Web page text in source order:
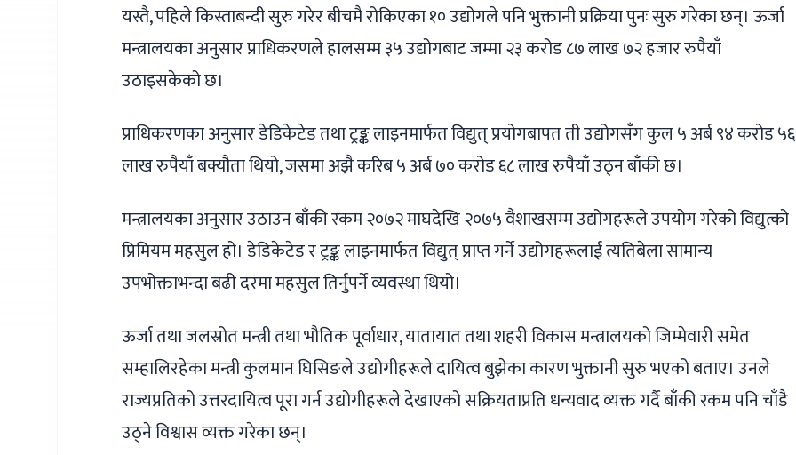
यस्तै, पहिले किस्ताबन्दी सुरु गरेर बीचमै रोकिएका १० उद्योगले पनि भुक्तानी प्रक्रिया पुनः सुरु गरेका छन्। ऊर्जा
मन्त्रालयका अनुसार प्राधिकरणले हालसम्म ३५ उद्योगबाट जम्मा २३ करोड ८७ लाख ७२ हजार रुपैयाँ
उठाइसकेको छ।
प्राधिकरणका अनुसार डेडिकेटेड तथा ट्रङ्क लाइनमार्फत विद्युत् प्रयोगबापत ती उद्योगसँग कुल ५ अर्ब ९४ करोड ५६
लाख रुपैयाँ बक्यौता थियो, जसमा अझै करिब ५ अर्ब ७० करोड ६८ लाख रुपैयाँ उठ्न बाँकी छ।
मन्त्रालयका अनुसार उठाउन बाँकी रकम २०७२ माघदेखि २०७५ वैशाखसम्म उद्योगहरूले उपयोग गरेको विद्युत्को
प्रिमियम महसुल हो। डेडिकेटेड र ट्रङ्क लाइनमार्फत विद्युत् प्राप्त गर्ने उद्योगहरूलाई त्यतिबेला सामान्य
उपभोक्ताभन्दा बढी दरमा महसुल तिर्नुपर्ने व्यवस्था थियो।
ऊर्जा तथा जलस्रोत मन्त्री तथा भौतिक पूर्वाधार, यातायात तथा शहरी विकास मन्त्रालयको जिम्मेवारी समेत
सम्हालिरहेका मन्त्री कुलमान घिसिङले उद्योगीहरूले दायित्व बुझेका कारण भुक्तानी सुरु भएको बताए। उनले
राज्यप्रतिको उत्तरदायित्व पूरा गर्न उद्योगीहरूले देखाएको सक्रियताप्रति धन्यवाद व्यक्त गर्दै बाँकी रकम पनि चाँडै
उठ्ने विश्वास व्यक्त गरेका छन्।